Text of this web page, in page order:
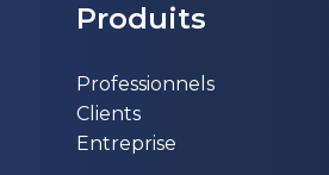
Produits
Professionnels
Clients
Entreprise